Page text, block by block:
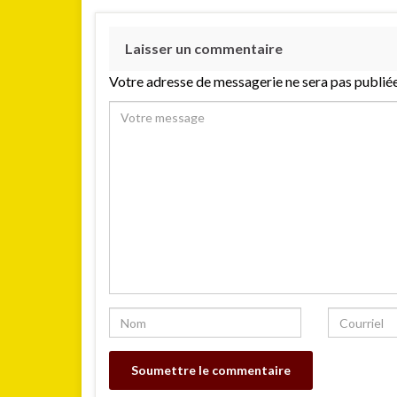
Laisser un commentaire
Votre adresse de messagerie ne sera pas